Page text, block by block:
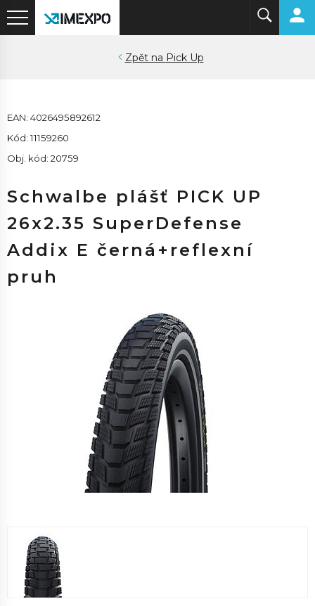
Pick Up
EAN: 4026495892612
Kód: 11159260
Obj. kód: 20759
Schwalbe plášť PICK UP
26x2.35 SuperDefense
Addix E černá+reflexní
pruh